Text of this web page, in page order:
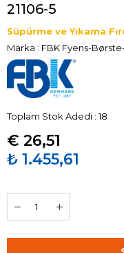
21106-5
Süpürme ve Yıkama
Marka : FBK Fyens-
Toplam Stok Adedi : 18
€ 26,51
₺ 1.455,61